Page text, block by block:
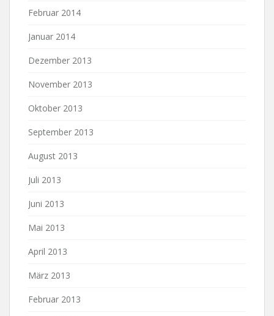
Februar 2014
Januar 2014
Dezember 2013
November 2013
Oktober 2013
September 2013
August 2013
Juli 2013
Juni 2013
Mai 2013
April 2013
März 2013
Februar 2013